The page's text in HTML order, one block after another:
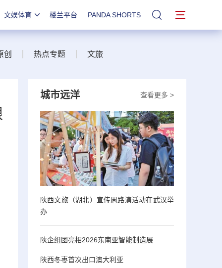
文娱体育 楼兰平台 PANDA SHORTS 站内搜索
创 热点专题 文旅
查看更多 >
城市远洋
陕西文旅（湖北）宣传周路演活动在武汉举
办
陕企组团亮相2026东南亚智能制造展
陕西冬枣首次出口澳大利亚